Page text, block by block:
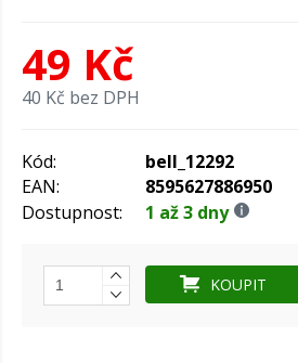
49 Kč
40 Kč bez DPH
Kód:
bell_12292
EAN:
8595627886950
Dostupnost:
1 až 3 dny
KOUPIT